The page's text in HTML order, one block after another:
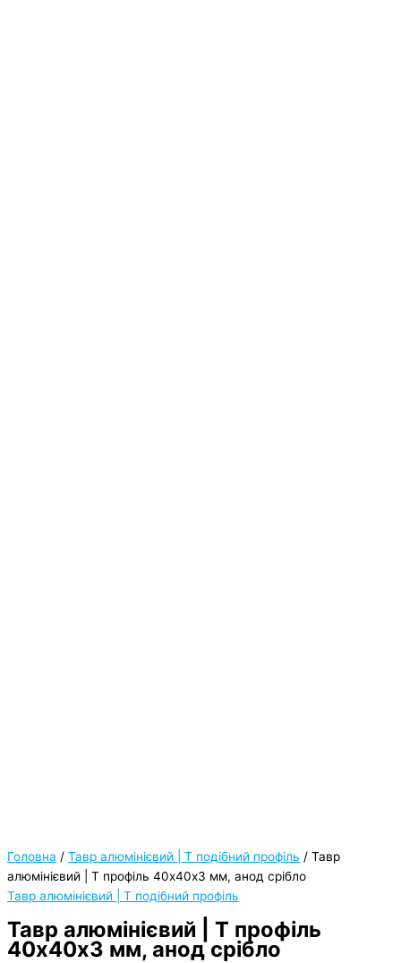
Головна / Тавр алюмінієвий | Т подібний профіль / Тавр
алюмінієвий | Т профіль 40х40х3 мм, анод срібло
Тавр алюмінієвий | Т подібний профіль
Тавр алюмінієвий | Т профіль
40х40х3 мм, анод срібло